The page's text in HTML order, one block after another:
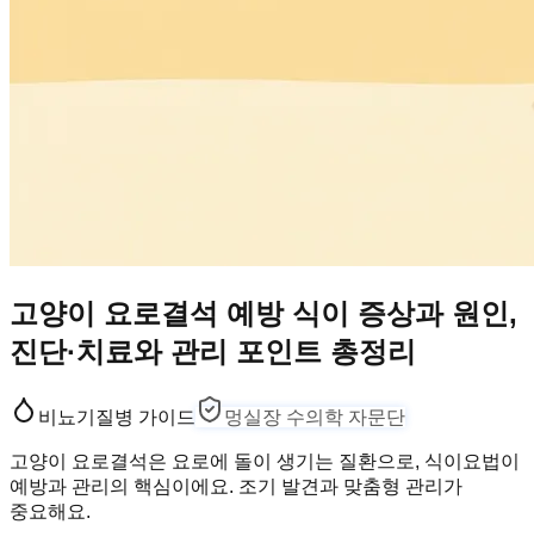
고양이 요로결석 예방 식이 증상과 원인,
진단·치료와 관리 포인트 총정리
비뇨기 질병 가이드 멍실장 수의학 자문단
고양이 요로결석은 요로에 돌이 생기는 질환으로, 식이요법이
예방과 관리의 핵심이에요. 조기 발견과 맞춤형 관리가
중요해요.